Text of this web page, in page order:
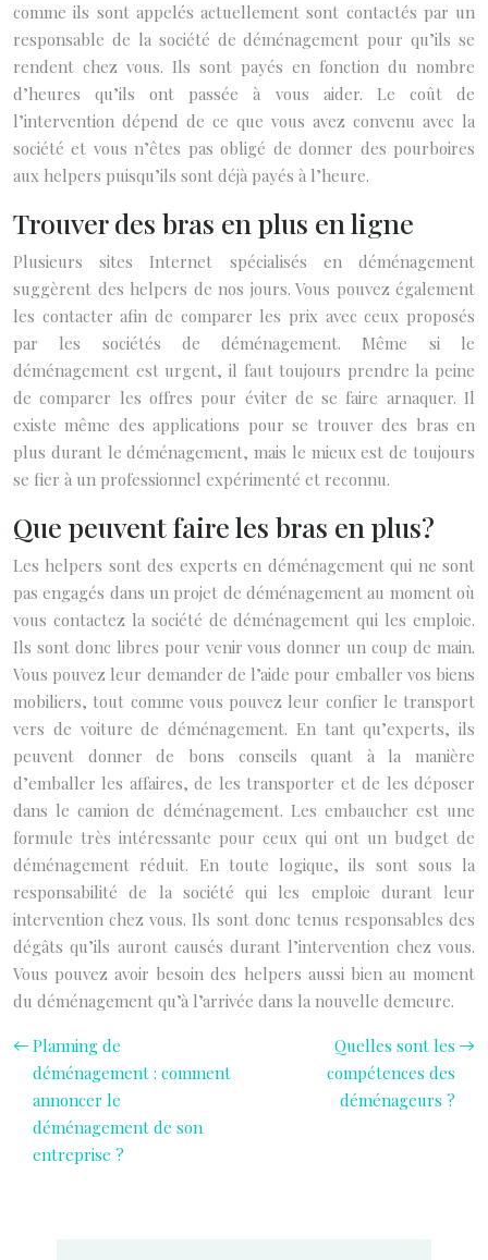
comme ils sont appelés actuellement sont contactés par un
responsable de la société de déménagement pour qu’ils se
rendent chez vous. Ils sont payés en fonction du nombre
d’heures qu’ils ont passée à vous aider. Le coût de
l’intervention dépend de ce que vous avez convenu avec la
société et vous n’êtes pas obligé de donner des pourboires
aux helpers puisqu’ils sont déjà payés à l’heure.
Trouver des bras en plus en ligne
Plusieurs sites Internet spécialisés en déménagement
suggèrent des helpers de nos jours. Vous pouvez également
les contacter afin de comparer les prix avec ceux proposés
par les sociétés de déménagement. Même si le
déménagement est urgent, il faut toujours prendre la peine
de comparer les offres pour éviter de se faire arnaquer. Il
existe même des applications pour se trouver des bras en
plus durant le déménagement, mais le mieux est de toujours
se fier à un professionnel expérimenté et reconnu.
Que peuvent faire les bras en plus?
Les helpers sont des experts en déménagement qui ne sont
pas engagés dans un projet de déménagement au moment où
vous contactez la société de déménagement qui les emploie.
Ils sont donc libres pour venir vous donner un coup de main.
Vous pouvez leur demander de l’aide pour emballer vos biens
mobiliers, tout comme vous pouvez leur confier le transport
vers de voiture de déménagement. En tant qu’experts, ils
peuvent donner de bons conseils quant à la manière
d’emballer les affaires, de les transporter et de les déposer
dans le camion de déménagement. Les embaucher est une
formule très intéressante pour ceux qui ont un budget de
déménagement réduit. En toute logique, ils sont sous la
responsabilité de la société qui les emploie durant leur
intervention chez vous. Ils sont donc tenus responsables des
dégâts qu’ils auront causés durant l’intervention chez vous.
Vous pouvez avoir besoin des helpers aussi bien au moment
du déménagement qu’à l’arrivée dans la nouvelle demeure.
Planning de
déménagement : comment
annoncer le
déménagement de son
entreprise ?
Quelles sont les
compétences des
déménageurs ?